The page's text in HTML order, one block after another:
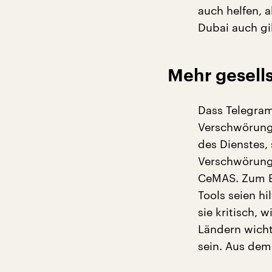
auch helfen,
Dubai auch
Mehr
Dass
des
CeMAS.
Tools seien
sie kritisch,
Ländern
sein. Aus